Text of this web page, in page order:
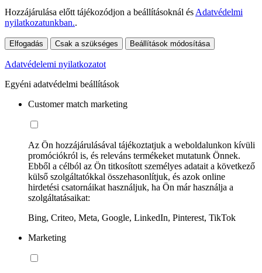
Hozzájárulása előtt tájékozódjon a beállításoknál és Adatvédelmi
nyilatkozatunkban..
Elfogadás Csak a szükséges Beállítások módosítása
Adatvédelemi nyilatkozatot
Egyéni adatvédelmi beállítások
Customer match marketing
Az Ön hozzájárulásával tájékoztatjuk a weboldalunkon kívüli
promóciókról is, és releváns termékeket mutatunk Önnek.
Ebből a célból az Ön titkosított személyes adatait a következő
külső szolgáltatókkal összehasonlítjuk, és azok online
hirdetési csatornáikat használjuk, ha Ön már használja a
szolgáltatásaikat:
Bing, Criteo, Meta, Google, LinkedIn, Pinterest, TikTok
Marketing